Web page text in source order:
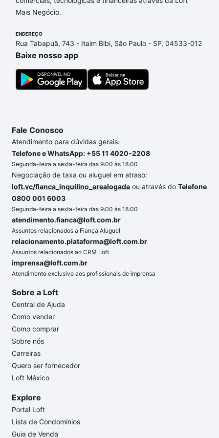
portal quanto custa comprar um apartamento
sonhos com segurança e conforto. Loft, com você
até as chaves.
Mais Negócio.
ENDEREÇO
Rua Tabapuã, 743 - Itaim Bibi, São Paulo - SP, 04533-012
Baixe nosso app
Fale Conosco
Atendimento para dúvidas gerais:
Telefone e WhatsApp: +55 11 4020-2208
Segunda-feira a sexta-feira das 9:00 às 18:00
Negociação de taxa ou aluguel em atraso:
loft.vc/fianca_inquilino_arealogada ou através do Telefone
0800 001 6003
Segunda-feira a sexta-feira das 9:00 às 18:00
atendimento.fianca@loft.com.br
Assuntos relacionados a Fiança Aluguel
relacionamento.plataforma@loft.com.br
Assuntos relacionados ao CRM Loft
imprensa@loft.com.br
Atendimento exclusivo aos profissionais de imprensa
Sobre a Loft
Central de Ajuda
Como vender
Como comprar
Sobre nós
Carreiras
Quero ser fornecedor
Loft México
Explore
Portal Loft
Lista de Condomínios
Guia de Venda